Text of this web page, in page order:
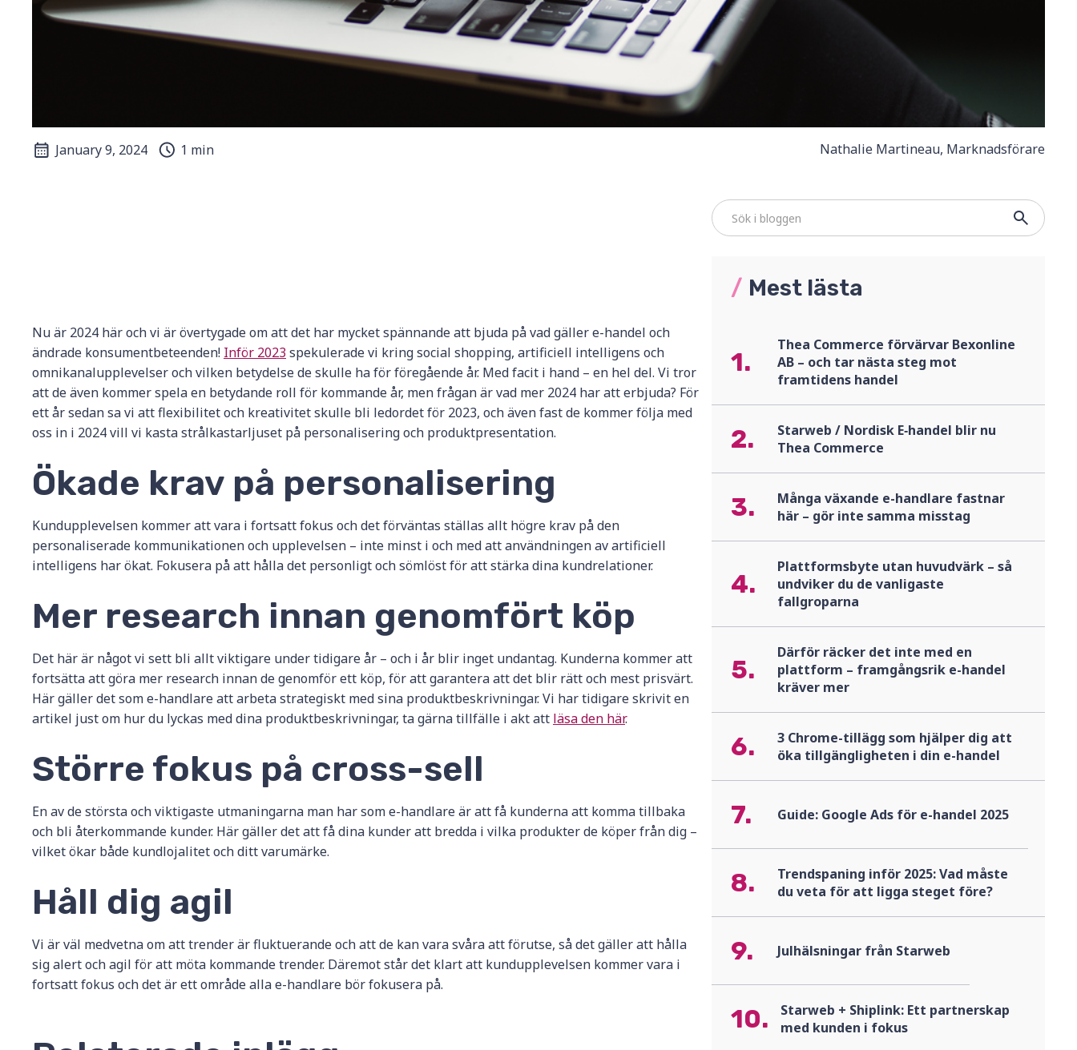
January 9, 2024 1 min Nathalie Martineau, Marknadsförare
Nu är 2024 här och vi är övertygade om att det har mycket spännande att bjuda på vad gäller e-handel och
ändrade konsumentbeteenden! Inför 2023 spekulerade vi kring social shopping, artificiell intelligens och
omnikanalupplevelser och vilken betydelse de skulle ha för föregående år. Med facit i hand – en hel del. Vi tror
att de även kommer spela en betydande roll för kommande år, men frågan är vad mer 2024 har att erbjuda? För
ett år sedan sa vi att flexibilitet och kreativitet skulle bli ledordet för 2023, och även fast de kommer följa med
oss in i 2024 vill vi kasta strålkastarljuset på personalisering och produktpresentation.
Ökade krav på personalisering
Kundupplevelsen kommer att vara i fortsatt fokus och det förväntas ställas allt högre krav på den
personaliserade kommunikationen och upplevelsen – inte minst i och med att användningen av artificiell
intelligens har ökat. Fokusera på att hålla det personligt och sömlöst för att stärka dina kundrelationer.
Mer research innan genomfört köp
Det här är något vi sett bli allt viktigare under tidigare år – och i år blir inget undantag. Kunderna kommer att
fortsätta att göra mer research innan de genomför ett köp, för att garantera att det blir rätt och mest prisvärt.
Här gäller det som e-handlare att arbeta strategiskt med sina produktbeskrivningar. Vi har tidigare skrivit en
artikel just om hur du lyckas med dina produktbeskrivningar, ta gärna tillfälle i akt att läsa den här.
Större fokus på cross-sell
En av de största och viktigaste utmaningarna man har som e-handlare är att få kunderna att komma tillbaka
och bli återkommande kunder. Här gäller det att få dina kunder att bredda i vilka produkter de köper från dig –
vilket ökar både kundlojalitet och ditt varumärke.
Håll dig agil
Vi är väl medvetna om att trender är fluktuerande och att de kan vara svåra att förutse, så det gäller att hålla
sig alert och agil för att möta kommande trender. Däremot står det klart att kundupplevelsen kommer vara i
fortsatt fokus och det är ett område alla e-handlare bör fokusera på.
/ Mest lästa
1.
Thea Commerce förvärvar Bexonline
AB – och tar nästa steg mot
framtidens handel
2.
Starweb / Nordisk E‑handel blir nu
Thea Commerce
3.
Många växande e-handlare fastnar
här – gör inte samma misstag
4.
Plattformsbyte utan huvudvärk – så
undviker du de vanligaste
fallgroparna
5.
Därför räcker det inte med en
plattform – framgångsrik e-handel
kräver mer
6.
3 Chrome-tillägg som hjälper dig att
öka tillgängligheten i din e-handel
7. Guide: Google Ads för e-handel 2025
8.
Trendspaning inför 2025: Vad måste
du veta för att ligga steget före?
9. Julhälsningar från Starweb
10.
Starweb + Shiplink: Ett partnerskap
med kunden i fokus